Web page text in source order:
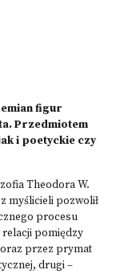
figur
Przedmiotem
i poetyckie czy
Theodora W.
myślicieli pozwolił
procesu
pomiędzy
przez prymat
drugi –